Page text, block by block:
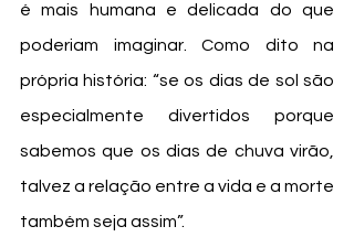
é mais humana e delicada do que
poderiam imaginar. Como dito na
própria história: “se os dias de sol são
especialmente divertidos porque
sabemos que os dias de chuva virão,
talvez a relação entre a vida e a morte
também seja assim”.